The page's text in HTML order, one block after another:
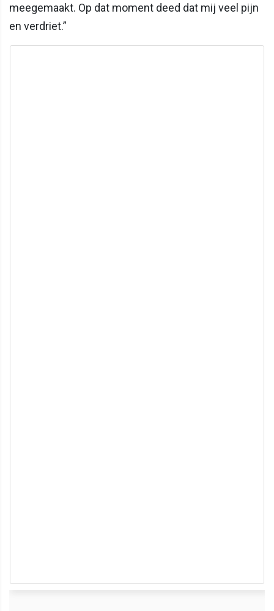
meegemaakt. Op dat moment deed dat mij veel pijn
en verdriet.”